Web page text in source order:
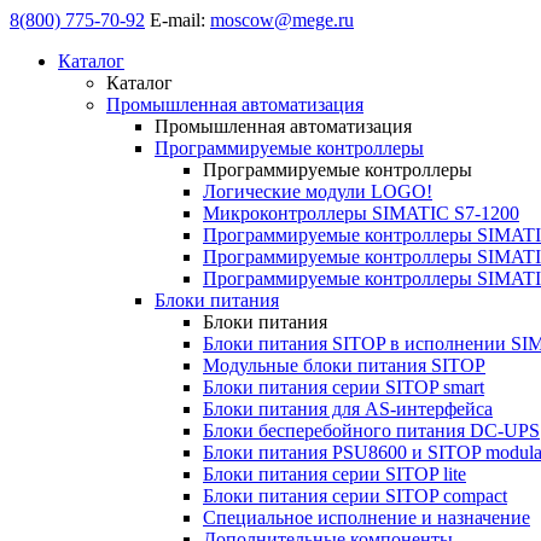
8(800) 775-70-92 E-mail: moscow@mege.ru
Каталог
Каталог
Промышленная автоматизация
Промышленная автоматизация
Программируемые контроллеры
Программируемые контроллеры
Логические модули LOGO!
Микроконтроллеры SIMATIC S7-1200
Программируемые контроллеры
Программируемые контроллеры
Программируемые контроллеры
Блоки питания
Блоки питания
Блоки питания SITOP в исполнении
Модульные блоки питания SITOP
Блоки питания серии SITOP smart
Блоки питания для AS-интерфейса
Блоки бесперебойного питания DC-UPS
Блоки питания PSU8600 и SITOP
Блоки питания серии SITOP lite
Блоки питания серии SITOP compact
Специальное исполнение и назначение